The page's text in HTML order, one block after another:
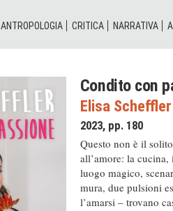
ANTROPOLOGIA CRITICA NARRATIVA
Condito con
Elisa Scheffler
2023, pp. 180
Questo non è il
all’amore: la
luogo magico,
mura, due pulsioni
l’amarsi – trovano